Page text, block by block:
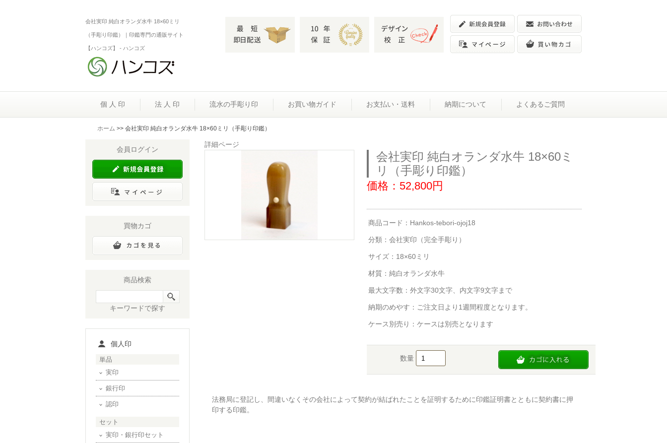
会社実印 純白オランダ水牛 18×60ミリ
（手彫り印鑑）｜印鑑専門の通販サイト
【ハンコズ】 - ハンコズ
個 人 印 法 人 印 流水の手彫り印 お買い物ガイド お支払い・送料 納期について よくあるご質問
ホーム >> 会社実印 純白オランダ水牛 18×60ミリ（手彫り印鑑）
詳細ページ
会社実印 純白オランダ水牛 18×60ミ
リ（手彫り印鑑）
価格：52,800円
商品コード：Hankos-tebori-ojoj18
分類： 会社実印（完全手彫り）
サイズ：18×60ミリ
材質：純白オランダ水牛
最大文字数：外文字30文字、内文字9文字まで
納期のめやす：ご注文日より1週間程度となります。
ケース別売り：ケースは別売となります
数量
法務局に登記し、間違いなくその会社によって契約が結ばれたことを証明するために印鑑証明書とともに契約書に押
印する印鑑。
会員ログイン
買物カゴ
商品検索
キーワードで探す
個人印
単品
実印
銀行印
認印
セット
実印・銀行印セット